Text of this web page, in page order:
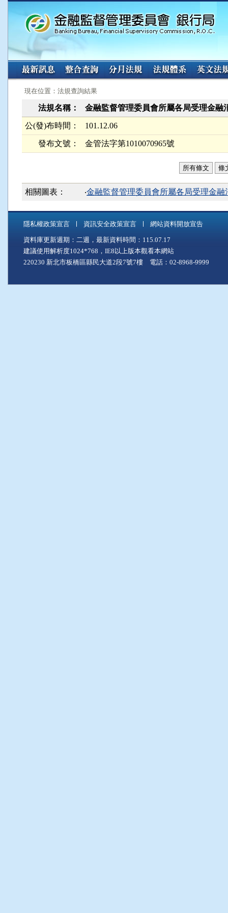
:::
現在位置：法規查詢結果
法規名稱： 金融監督管理委員會所屬各局受理金
公(發)布時間： 101.12.06
發布文號： 金管法字第1010070965號
所有條文 條
相關圖表： ‧金融監督管理委員會所屬各局受理金
隱私權政策宣言 資訊安全政策宣言 網站資料開放宣告
資料庫更新週期：二週，最新資料時間：115.07.17
建議使用解析度1024*768，IE8以上版本觀看本網站
220230 新北市板橋區縣民大道2段7號7樓 電話：02-8968-9999